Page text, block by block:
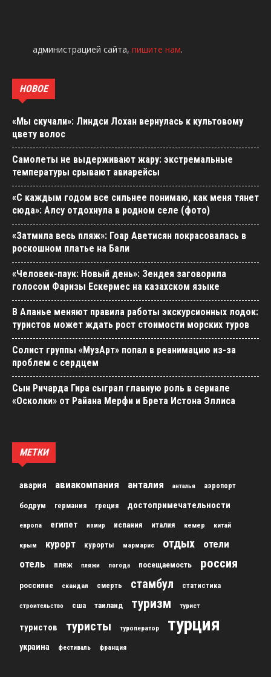
администрацией сайта, пишите нам.
НОВОЕ
«Мы скучали»: Линдси Лохан вернулась к культовому
цвету волос
Самолеты не выдерживают жару: экстремальные
температуры срывают авиарейсы
«С каждым годом все сильнее понимаю, как меня тянет
сюда»: Алсу отдохнула в родном селе (фото)
«Затмила весь пляж»: Гоар Аветисян покрасовалась в
роскошном платье на Бали
«Человек-паук: Новый день»: Зендея заговорила
голосом Фаризы Ескермес на казахском языке
В Аланье меняют правила работы экскурсионных лодок:
туристов может ждать рост стоимости морских туров
Солист группы «МузАрт» попал в реанимацию из-за
проблем с сердцем
Сын Ричарда Гира сыграл главную роль в сериале
«Осколки» от Райана Мерфи и Брета Истона Эллиса
МЕТКИ
авария авиакомпания анталия анталья аэропорт
бодрум германия греция достопримечательности
европа египет измир испания италия кемер китай
крым курорт курорты мармарис отдых
отели
отель
пляж пляжи погода посещаемость россия
россияне скандал смерть стамбул статистика
строительство сша таиланд туризм турист
туристов туристы туроператор турция
украина фестиваль франция